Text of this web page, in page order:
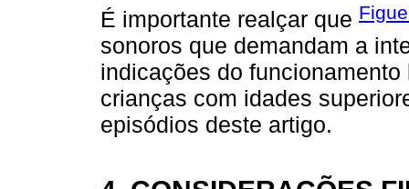
É importante realçar que
sonoros que demandam a
indicações do
crianças com idades
episódios deste artigo.